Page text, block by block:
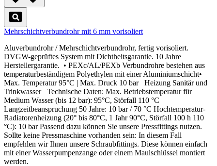
Mehrschichtverbundrohr mit 6 mm vorisoliert
Aluverbundrohr / Mehrschichtverbundrohr, fertig vorisoliert.
DVGW-geprüftes System mit Dichtheitsgarantie. 10 Jahre
Herstellergarantie. • PEXc/AL/PEXb Verbundrohre bestehen aus
temperaturbeständigem Polyethylen mit einer Aluminiumschicht•
Max. Temperatur 95°C | Max. Druck 10 bar Heizung Sanitär und
Trinkwasser Technische Daten: Max. Betriebstemperatur für
Medium Wasser (bis 12 bar): 95°C, Störfall 110 °C
Langzeitbeanspruchung 50 Jahre: 10 bar / 70 °C Hochtemperatur-
Radiatorenheizung (20° bis 80°C, 1 Jahr 90°C, Störfall 100 h 110
°C): 10 bar Passend dazu können Sie unsere Pressfittings nutzen.
Sollte keine Pressmaschine vorhanden sein: In diesem Fall
empfehlen wir Ihnen unsere Schraubfittings. Diese können einfach
mit einer Wasserpumpenzange oder einem Maulschlüssel montiert
werden.